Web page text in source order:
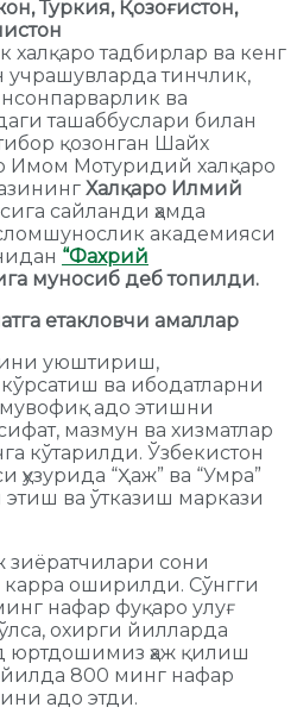
Туркия, Қозоғистон,
халқаро тадбирлар ва кенг
учрашувларда тинчлик,
ва
ташаббуслари билан
қозонган Шайх
Имом Мотуридий халқаро
Халқаро Илмий
сайланди ҳамда
академияси
“Фахрий
муносиб деб топилди.
етакловчи амаллар
уюштириш,
ва ибодатларни
адо этишни
мазмун ва хизматлар
кўтарилди. Ўзбекистон
“Ҳаж” ва “Умра”
ва ўтказиш маркази
зиёратчилари сони
карра оширилди. Сўнгги
нафар фуқаро улуғ
охирги йилларда
юртдошимиз ҳаж қилиш
800 минг нафар
адо этди.